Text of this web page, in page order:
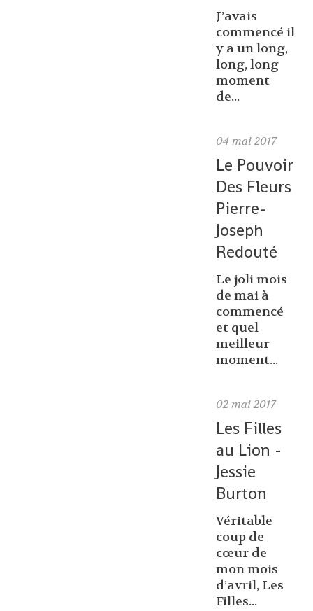
J’avais
commencé il
y a un long,
long, long
moment
de...
04 mai 2017
Le Pouvoir
Des Fleurs
Pierre-
Joseph
Redouté
Le joli mois
de mai à
commencé
et quel
meilleur
moment...
02 mai 2017
Les Filles
au Lion -
Jessie
Burton
Véritable
coup de
cœur de
mon mois
d’avril, Les
Filles...